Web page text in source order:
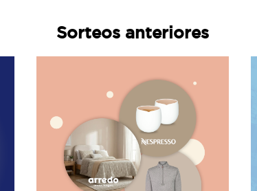
Sorteos anteriores